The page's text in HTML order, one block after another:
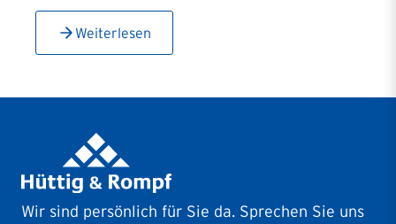
Weiterlesen
Wir sind persönlich für Sie da. Sprechen Sie uns